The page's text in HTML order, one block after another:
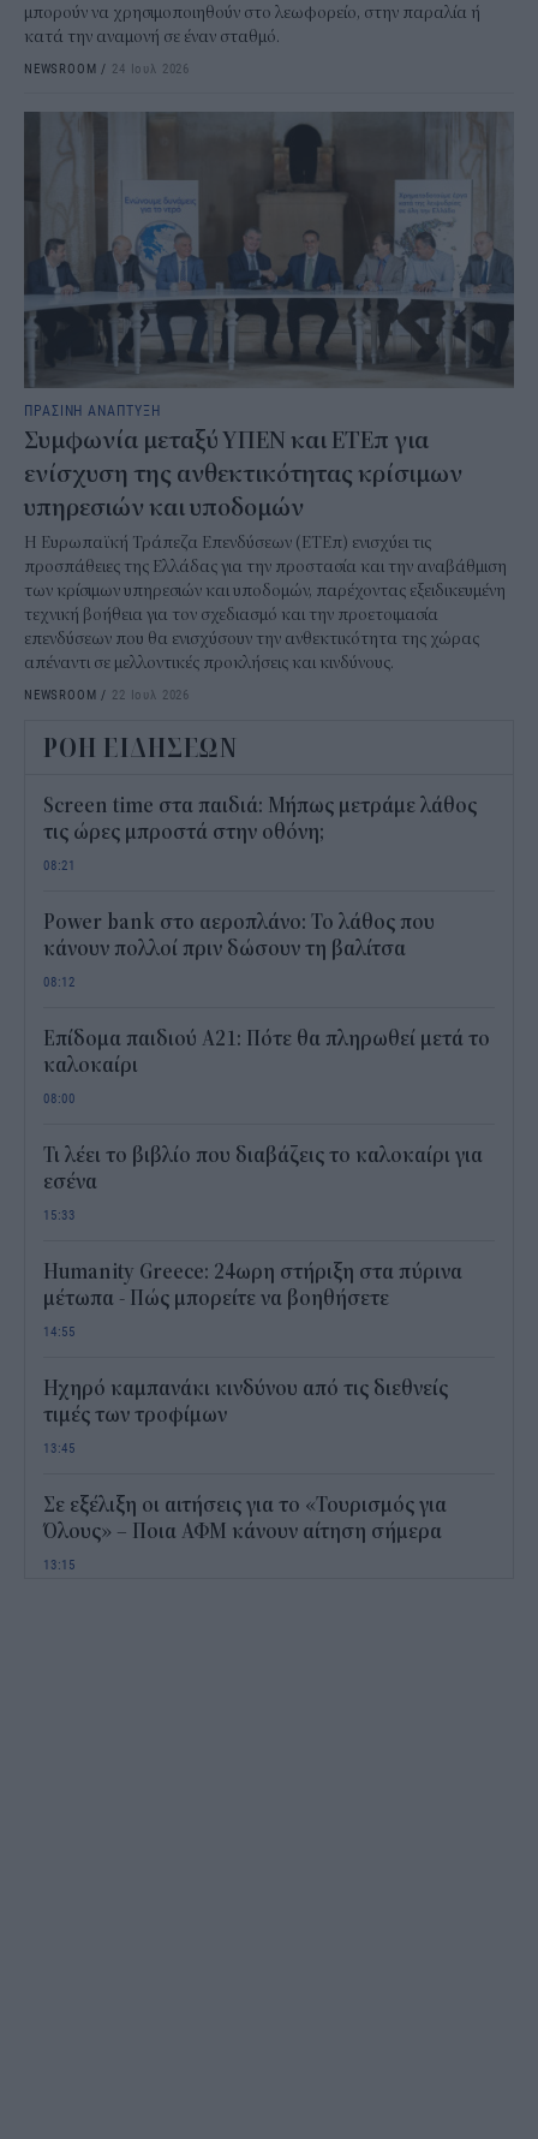
μπορούν να χρησιμοποιηθούν στο λεωφορείο, στην παραλία ή
κατά την αναμονή σε έναν σταθμό.
NEWSROOM / 24 Ιουλ 2026
ΠΡΑΣΙΝΗ ΑΝΑΠΤΥΞΗ
Συμφωνία μεταξύ ΥΠΕΝ και ΕΤΕπ για
ενίσχυση της ανθεκτικότητας κρίσιμων
υπηρεσιών και υποδομών
Η Ευρωπαϊκή Τράπεζα Επενδύσεων (ΕΤΕπ) ενισχύει τις
προσπάθειες της Ελλάδας για την προστασία και την αναβάθμιση
των κρίσιμων υπηρεσιών και υποδομών, παρέχοντας εξειδικευμένη
τεχνική βοήθεια για τον σχεδιασμό και την προετοιμασία
επενδύσεων που θα ενισχύσουν την ανθεκτικότητα της χώρας
απέναντι σε μελλοντικές προκλήσεις και κινδύνους.
NEWSROOM / 22 Ιουλ 2026
ΡΟΗ ΕΙΔΗΣΕΩΝ
Screen time στα παιδιά: Μήπως μετράμε λάθος
τις ώρες μπροστά στην οθόνη;
08:21
Power bank στο αεροπλάνο: Το λάθος που
κάνουν πολλοί πριν δώσουν τη βαλίτσα
08:12
Επίδομα παιδιού Α21: Πότε θα πληρωθεί μετά το
καλοκαίρι
08:00
Τι λέει το βιβλίο που διαβάζεις το καλοκαίρι για
εσένα
15:33
Humanity Greece: 24ωρη στήριξη στα πύρινα
μέτωπα - Πώς μπορείτε να βοηθήσετε
14:55
Ηχηρό καμπανάκι κινδύνου από τις διεθνείς
τιμές των τροφίμων
13:45
Σε εξέλιξη οι αιτήσεις για το «Τουρισμός για
Όλους» – Ποια ΑΦΜ κάνουν αίτηση σήμερα
13:15